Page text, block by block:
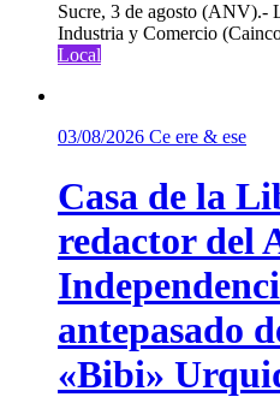
Sucre, 3 de agosto (ANV).-
Industria y Comercio
Local
03/08/2026 Ce ere & ese
Casa de la
redactor del
antepasado
«Bibi»